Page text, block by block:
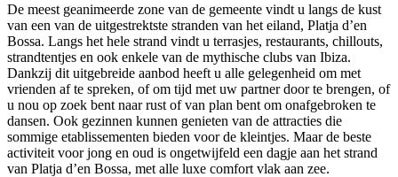
De meest geanimeerde zone van de gemeente vindt u langs de kust
van een van de uitgestrektste stranden van het eiland, Platja d’en
Bossa. Langs het hele strand vindt u terrasjes, restaurants, chillouts,
strandtentjes en ook enkele van de mythische clubs van Ibiza.
Dankzij dit uitgebreide aanbod heeft u alle gelegenheid om met
vrienden af te spreken, of om tijd met uw partner door te brengen, of
u nou op zoek bent naar rust of van plan bent om onafgebroken te
dansen. Ook gezinnen kunnen genieten van de attracties die
sommige etablissementen bieden voor de kleintjes. Maar de beste
activiteit voor jong en oud is ongetwijfeld een dagje aan het strand
van Platja d’en Bossa, met alle luxe comfort vlak aan zee.